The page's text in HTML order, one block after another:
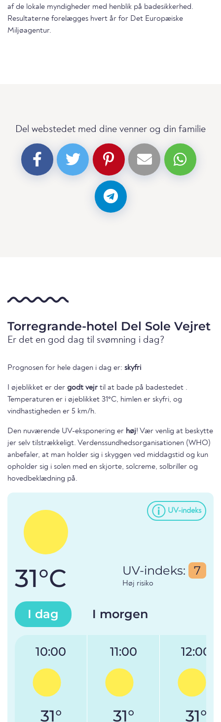
af de lokale myndigheder med henblik på badesikkerhed.
Resultaterne forelægges hvert år for Det Europæiske
Miljøagentur.
Del webstedet med dine venner og din familie
Torregrande-hotel Del Sole Vejret
Er det en god dag til svømning i dag?
Prognosen for hele dagen i dag er: skyfri
I øjeblikket er der godt vejr til at bade på badestedet .
Temperaturen er i øjeblikket 31°C, himlen er skyfri, og
vindhastigheden er 5 km/h.
Den nuværende UV-eksponering er høj! Vær venlig at beskytte
jer selv tilstrækkeligt. Verdenssundhedsorganisationen (WHO)
anbefaler, at man holder sig i skyggen ved middagstid og kun
opholder sig i solen med en skjorte, solcreme, solbriller og
hovedbeklædning på.
UV-indeks
31°C UV-indeks: 7
Høj risiko
I dag I morgen
10:00
31°
11:00
31°
12:00
31°